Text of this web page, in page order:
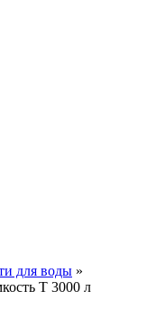
для воды »
T 3000 л